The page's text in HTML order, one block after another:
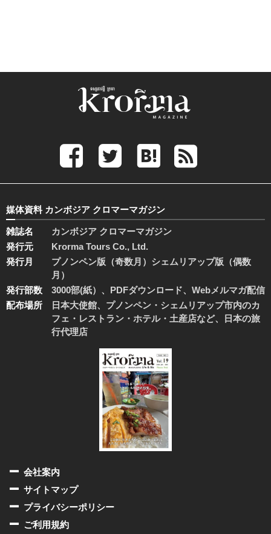
媒体資料 カンボジア クロマーマガジン
雑誌名
カンボジア クロマーマガジン
発行元
Krorma Tours Co., Ltd.
発行月
プノンペン版（奇数月）シェムリアップ版（偶数
月）
発行部数
3000部(紙）、PDFダウンロード、Webメルマガ配信
配布場所
日本大使館、プノンペン・シェムリアップ市内のカ
フェ・レストラン・ホテル・土産店など、日本の旅
行代理店
会社案内
サイトマップ
プライバシーポリシー
ご利用規約